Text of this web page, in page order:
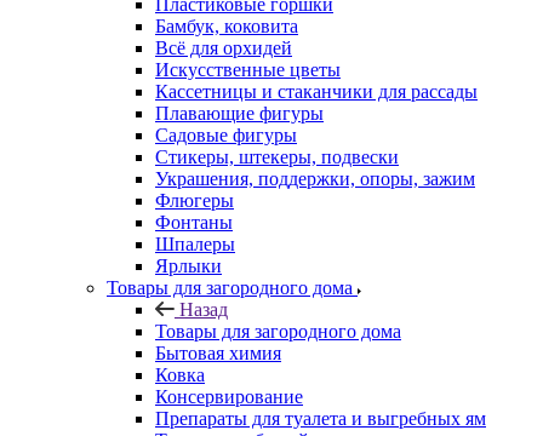
Пластиковые горшки
Бамбук, коковита
Всё для орхидей
Искусственные цветы
Кассетницы и стаканчики для рассады
Плавающие фигуры
Садовые фигуры
Стикеры, штекеры, подвески
Украшения, поддержки, опоры, зажим
Флюгеры
Фонтаны
Шпалеры
Ярлыки
Товары для загородного дома
Назад
Товары для загородного дома
Бытовая химия
Ковка
Консервирование
Препараты для туалета и выгребных ям